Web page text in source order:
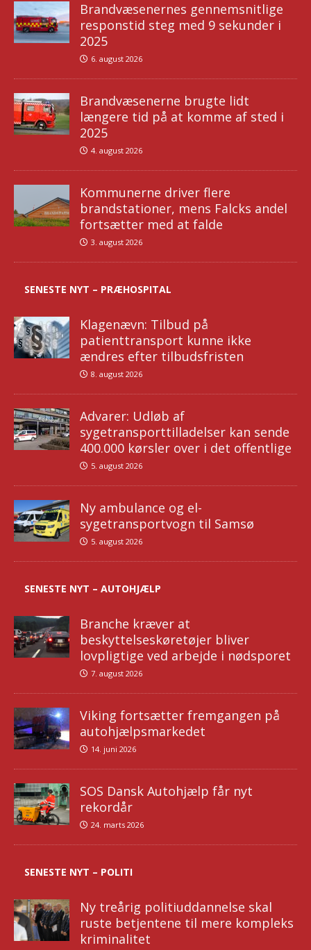
Brandvæsenernes gennemsnitlige
responstid steg med 9 sekunder i
2025
6. august 2026
Brandvæsenerne brugte lidt
længere tid på at komme af sted i
2025
4. august 2026
Kommunerne driver flere
brandstationer, mens Falcks andel
fortsætter med at falde
3. august 2026
SENESTE NYT – PRÆHOSPITAL
Klagenævn: Tilbud på
patienttransport kunne ikke
ændres efter tilbudsfristen
8. august 2026
Advarer: Udløb af
sygetransporttilladelser kan sende
400.000 kørsler over i det offentlige
5. august 2026
Ny ambulance og el-
sygetransportvogn til Samsø
5. august 2026
SENESTE NYT – AUTOHJÆLP
Branche kræver at
beskyttelseskøretøjer bliver
lovpligtige ved arbejde i nødsporet
7. august 2026
Viking fortsætter fremgangen på
autohjælpsmarkedet
14. juni 2026
SOS Dansk Autohjælp får nyt
rekordår
24. marts 2026
SENESTE NYT – POLITI
Ny treårig politiuddannelse skal
ruste betjentene til mere kompleks
kriminalitet